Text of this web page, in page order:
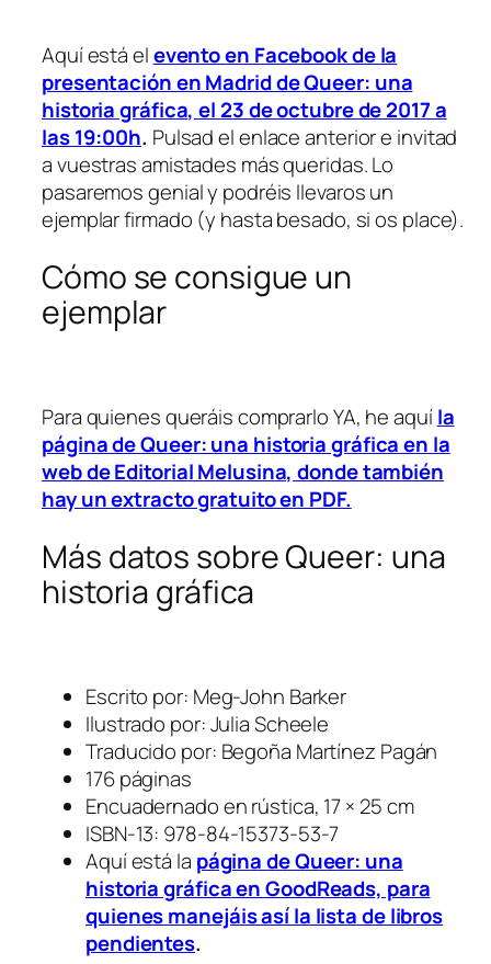
Aquí está elevento en Facebook de la
presentación en Madrid deQueer: una
historia gráfica, el 23 de octubre de 2017 a
las 19:00h. Pulsad el enlace anterior e invitad
a vuestras amistades más queridas. Lo
pasaremos genial y podréis llevaros un
ejemplar firmado (y hasta besado, si os place).
Cómo se consigue un
ejemplar
Para quienes queráis comprarlo YA, he aquíla
página deQueer: una historia gráficaen la
web de Editorial Melusina, donde también
hay un extracto gratuito en PDF.
Más datos sobreQueer: una
historia gráfica
Escrito por: Meg-John Barker
Ilustrado por: Julia Scheele
Traducido por: Begoña Martínez Pagán
176 páginas
Encuadernado en rústica, 17 × 25 cm
ISBN-13: 978-84-15373-53-7
Aquí está la página deQueer: una
historia gráficaen GoodReads, para
quienes manejáis así la lista de libros
pendientes.